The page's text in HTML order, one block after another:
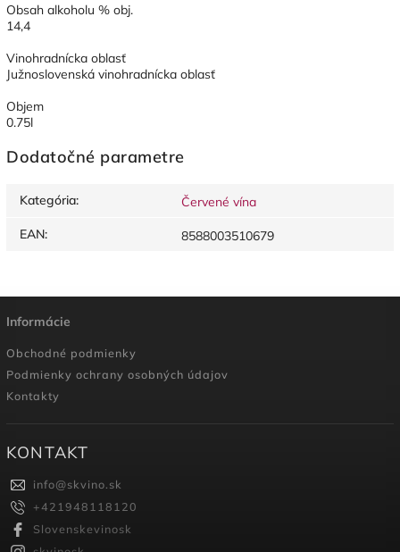
Obsah alkoholu % obj.
14,4
Vinohradnícka oblasť
Južnoslovenská vinohradnícka oblasť
Objem
0.75l
Dodatočné parametre
Kategória:
Červené vína
EAN: 8588003510679
Informácie
Obchodné podmienky
Podmienky ochrany osobných údajov
Kontakty
KONTAKT
info@skvino.sk
+421948118120
Slovenskevinosk